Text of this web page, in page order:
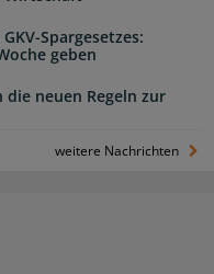
Spargesetzes:
geben
die neuen Regeln zur
weitere Nachrichten